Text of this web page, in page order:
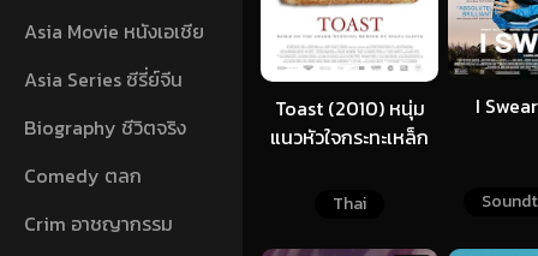
Asia Movie หนังเอเชีย
Asia Series ซีรี่ย์จีน
Biography ชีวิตจริง
Comedy ตลก
Crim อาชญากรรม
Toast (2010) หนุ่ม
แนวหัวใจกระทะเหล็ก
Thai
I